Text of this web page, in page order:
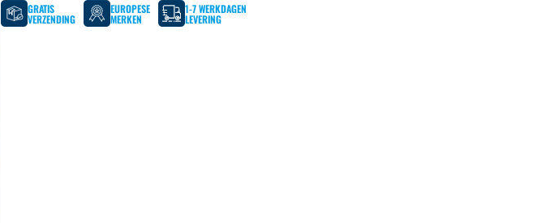
GRATIS
VERZENDING
EUROPESE
MERKEN
1-7 WERKDAGEN
LEVERING